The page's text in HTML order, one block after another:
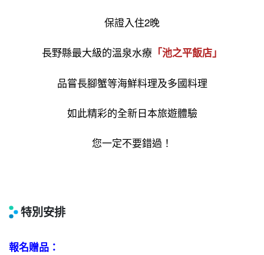
保證入住2晚
長野縣最大級的溫泉水療 「池之平飯店」
品嘗長腳蟹等海鮮料理及多國料理
如此精彩的全新日本旅遊體驗
您一定不要錯過！
特別安排
報名贈品：